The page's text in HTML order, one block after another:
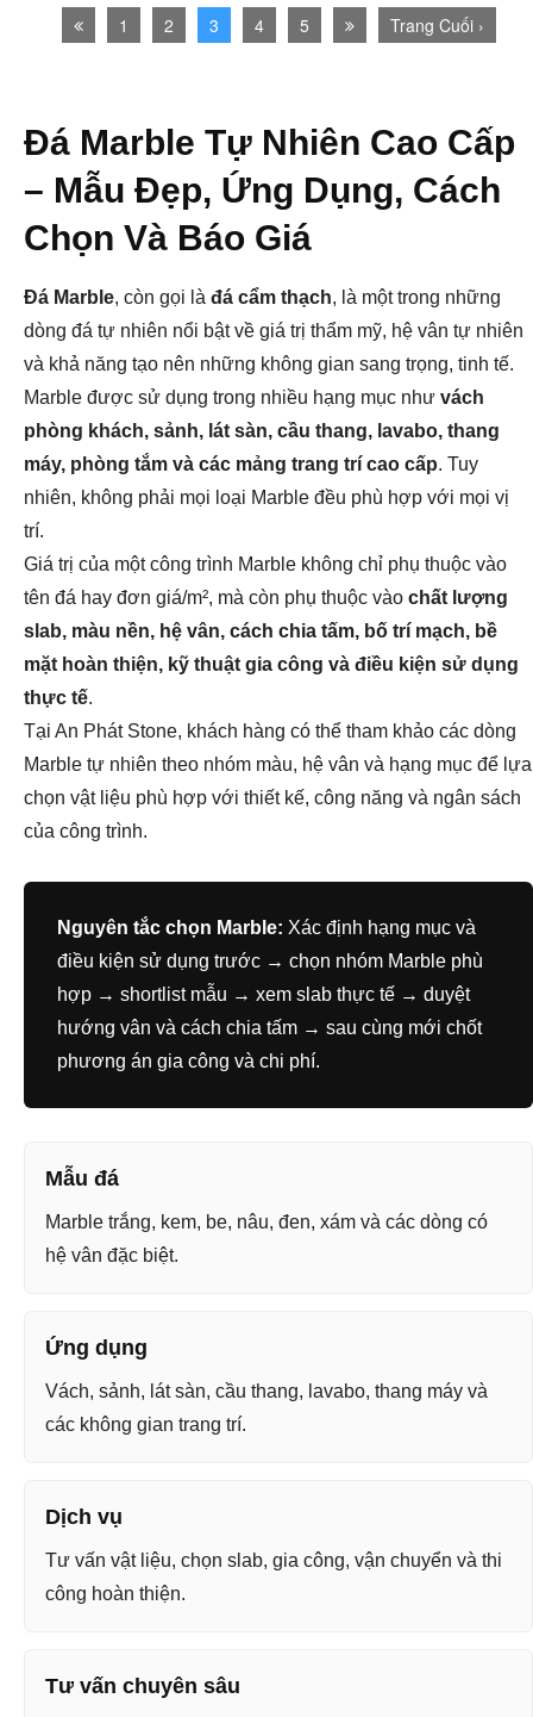
1 2 3 4 5 Trang Cuối ›
Đá Marble Tự Nhiên Cao Cấp
– Mẫu Đẹp, Ứng Dụng, Cách
Chọn Và Báo Giá
Đá Marble, còn gọi là đá cẩm thạch, là một trong những
dòng đá tự nhiên nổi bật về giá trị thẩm mỹ, hệ vân tự nhiên
và khả năng tạo nên những không gian sang trọng, tinh tế.
Marble được sử dụng trong nhiều hạng mục như vách
phòng khách, sảnh, lát sàn, cầu thang, lavabo, thang
máy, phòng tắm và các mảng trang trí cao cấp. Tuy
nhiên, không phải mọi loại Marble đều phù hợp với mọi vị
trí.
Giá trị của một công trình Marble không chỉ phụ thuộc vào
tên đá hay đơn giá/m², mà còn phụ thuộc vào chất lượng
slab, màu nền, hệ vân, cách chia tấm, bố trí mạch, bề
mặt hoàn thiện, kỹ thuật gia công và điều kiện sử dụng
thực tế.
Tại An Phát Stone, khách hàng có thể tham khảo các dòng
Marble tự nhiên theo nhóm màu, hệ vân và hạng mục để lựa
chọn vật liệu phù hợp với thiết kế, công năng và ngân sách
của công trình.
Nguyên tắc chọn Marble: Xác định hạng mục và
điều kiện sử dụng trước → chọn nhóm Marble phù
hợp → shortlist mẫu → xem slab thực tế → duyệt
hướng vân và cách chia tấm → sau cùng mới chốt
phương án gia công và chi phí.
Mẫu đá
Marble trắng, kem, be, nâu, đen, xám và các dòng có
hệ vân đặc biệt.
Ứng dụng
Vách, sảnh, lát sàn, cầu thang, lavabo, thang máy và
các không gian trang trí.
Dịch vụ
Tư vấn vật liệu, chọn slab, gia công, vận chuyển và thi
công hoàn thiện.
Tư vấn chuyên sâu